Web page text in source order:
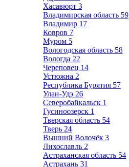
Хасавюрт 3
Владимирская область 59
Владимир 17
Ковров 7
Муром 5
Вологодская область 58
Вологда 22
Череповец 14
Устюжна 2
Республика Бурятия 57
Улан-Удэ 26
Северобайкальск 1
Гусиноозерск 1
Тверская область 54
Тверь 24
Вышний Волочёк 3
Лихославль 2
Астраханская область 54
Астрахань 31